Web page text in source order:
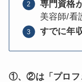
専門資格
美容師/看
すでに年
①、②は「プロフ